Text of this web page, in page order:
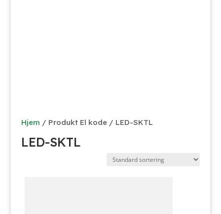
Hjem / Produkt El kode / LED-SKTL
LED-SKTL